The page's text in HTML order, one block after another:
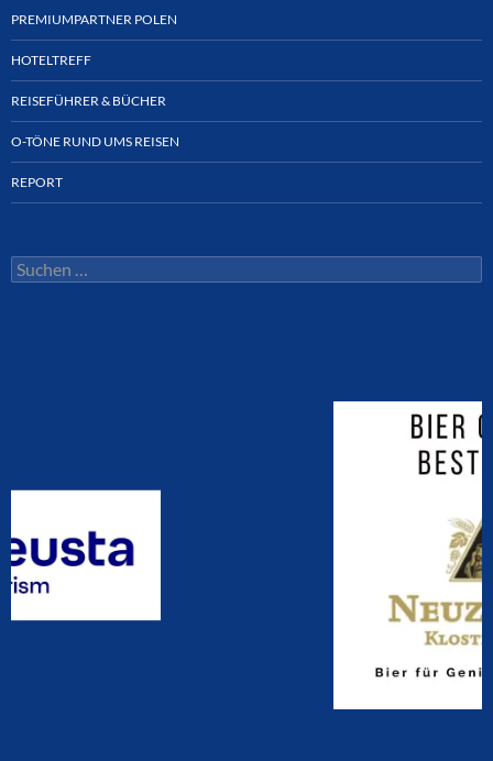
PREMIUMPARTNER POLEN
HOTELTREFF
REISEFÜHRER & BÜCHER
O-TÖNE RUND UMS REISEN
REPORT
Suchen
nach: